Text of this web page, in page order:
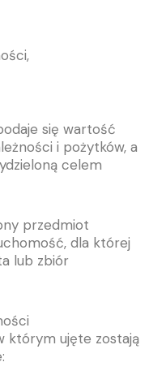
się wartość
i pożytków, a
celem
przedmiot
dla której
lub zbiór
którym ujęte zostają